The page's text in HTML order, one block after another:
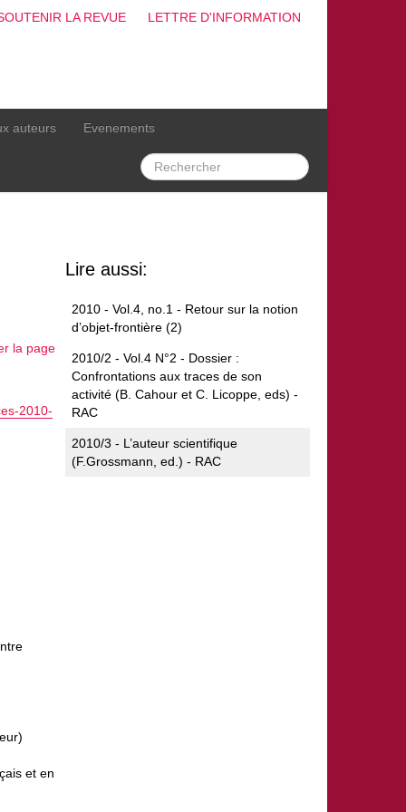
LA REVUE LETTRE D'INFORMATION
auteurs Evenements
la page
2010-
et en
Lire aussi:
2010 - Vol.4, no.1 - Retour sur la notion
d’objet-frontière (2)
2010/2 - Vol.4 N°2 - Dossier :
Confrontations aux traces de son
activité (B. Cahour et C. Licoppe, eds) -
RAC
2010/3 - L’auteur scientifique
(F.Grossmann, ed.) - RAC